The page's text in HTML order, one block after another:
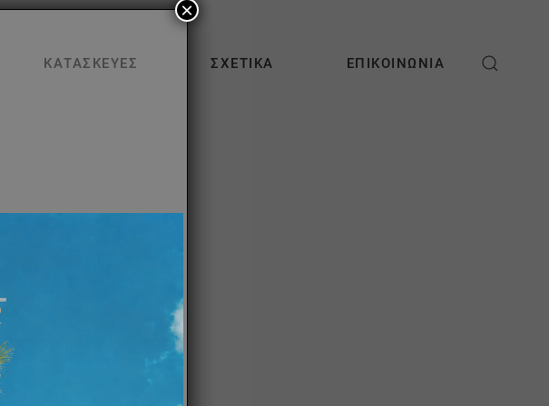
ΚΑΤΑΣΚΕΥΈΣ ΣΧΕΤΙΚΆ ΕΠΙΚΟΙΝΩΝΊΑ
×